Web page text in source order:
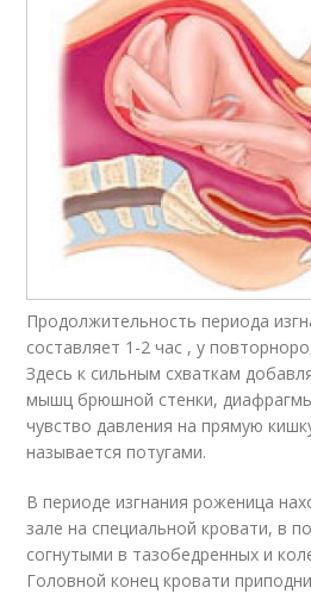
Продолжительность периода
составляет 1-2 час , у
Здесь к сильным схваткам
мышц брюшной стенки,
чувство давления на прямую
называется потугами.
В периоде изгнания роженица
зале на специальной кровати, в
согнутыми в тазобедренных и
Головной конец кровати